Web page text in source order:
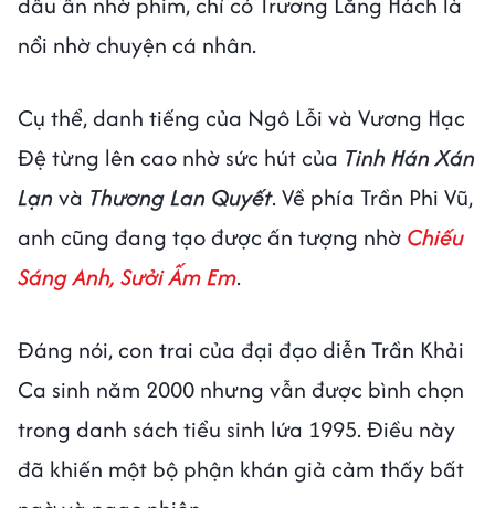
nổi nhờ chuyện cá nhân.
Cụ thể, danh tiếng của Ngô Lỗi và Vương Hạc
Đệ từng lên cao nhờ sức hút của Tinh Hán Xán
Lạn và Thương Lan Quyết. Về phía Trần Phi Vũ,
anh cũng đang tạo được ấn tượng nhờ Chiếu
Sáng Anh, Sưởi Ấm Em.
Đáng nói, con trai của đại đạo diễn Trần Khải
Ca sinh năm 2000 nhưng vẫn được bình chọn
trong danh sách tiểu sinh lứa 1995. Điều này
đã khiến một bộ phận khán giả cảm thấy bất